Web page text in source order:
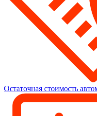
Остаточная стоимость